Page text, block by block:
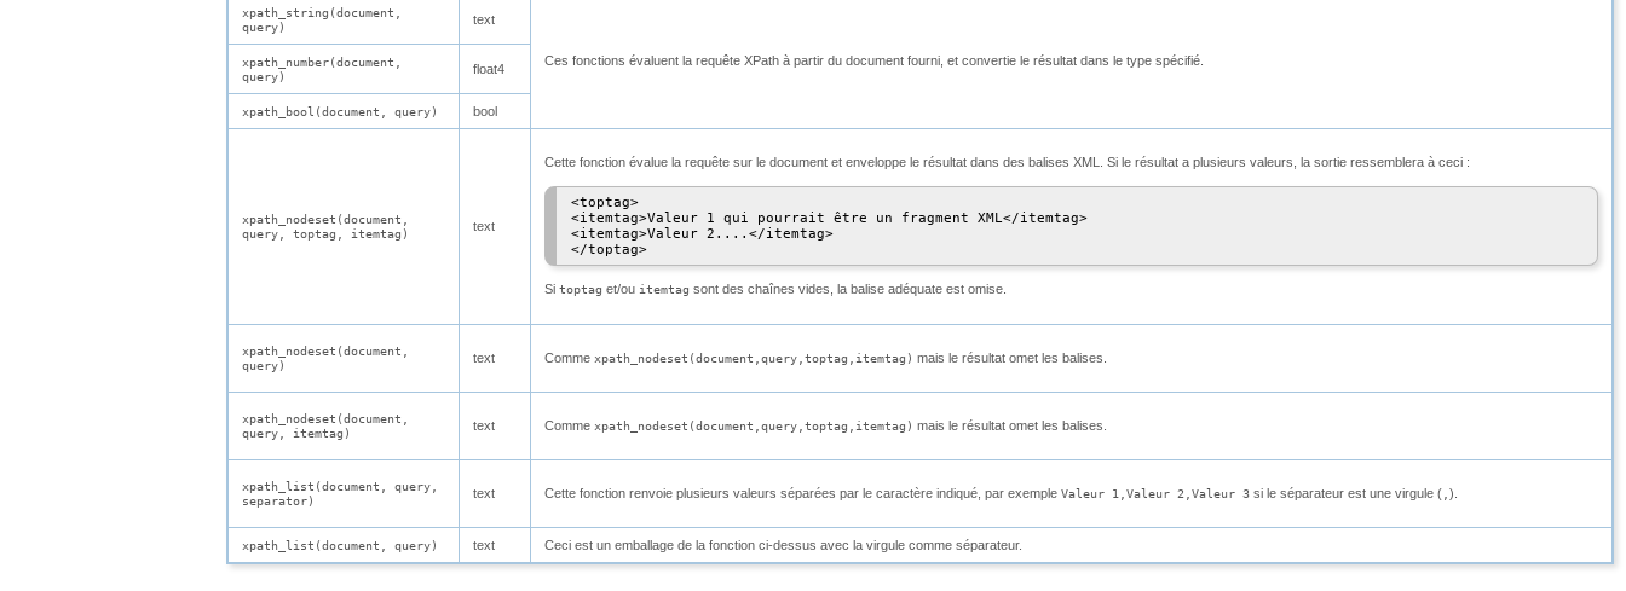
xpath_string(document,
query)
text
Ces fonctions évaluent la requête XPath à partir du document fourni, et convertie le résultat dans le type spécifié.
xpath_number(document,
query)
float4
xpath_bool(document, query) bool
xpath_nodeset(document,
query, toptag, itemtag)
text
Cette fonction évalue la requête sur le document et enveloppe le résultat dans des balises XML. Si le résultat a plusieurs valeurs, la sortie ressemblera à ceci :
<toptag>
<itemtag>Valeur 1 qui pourrait être un fragment XML</itemtag>
<itemtag>Valeur 2....</itemtag>
</toptag>
Si toptag et/ou itemtag sont des chaînes vides, la balise adéquate est omise.
xpath_nodeset(document,
query)
text Comme xpath_nodeset(document,query,toptag,itemtag) mais le résultat omet les balises.
xpath_nodeset(document,
query, itemtag)
text Comme xpath_nodeset(document,query,toptag,itemtag) mais le résultat omet les balises.
xpath_list(document, query,
separator)
text Cette fonction renvoie plusieurs valeurs séparées par le caractère indiqué, par exemple Valeur 1,Valeur 2,Valeur 3si le séparateur est une virgule (, ).
xpath_list(document, query) text Ceci est un emballage de la fonction ci-dessus avec la virgule comme séparateur.